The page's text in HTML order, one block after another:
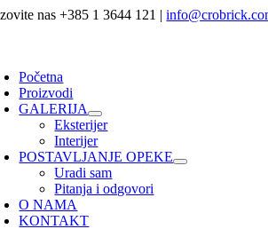
Skip nas +385 1 3644 121 |
Početna
Proizvodi
GALERIJA
Eksterijer
Interijer
POSTAVLJANJE OPEKE
Uradi sam
Pitanja i odgovori
O NAMA
KONTAKT